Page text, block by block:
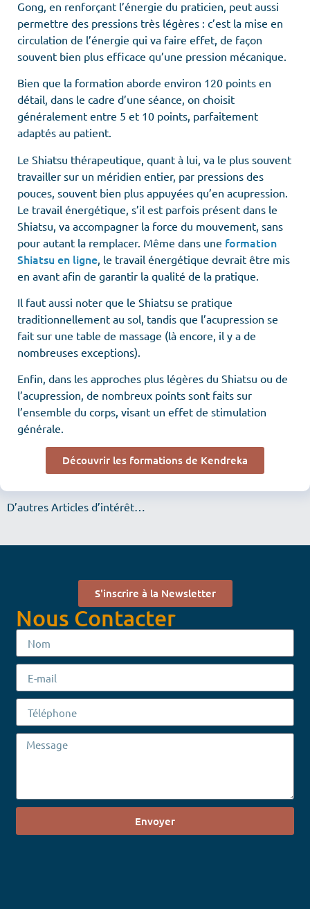
Gong, en renforçant l’énergie du praticien, peut aussi
permettre des pressions très légères : c’est la mise en
circulation de l’énergie qui va faire effet, de façon
souvent bien plus efficace qu’une pression mécanique.
Bien que la formation aborde environ 120 points en
détail, dans le cadre d’une séance, on choisit
généralement entre 5 et 10 points, parfaitement
adaptés au patient.
Le Shiatsu thérapeutique, quant à lui, va le plus souvent
travailler sur un méridien entier, par pressions des
pouces, souvent bien plus appuyées qu’en acupression.
Le travail énergétique, s’il est parfois présent dans le
Shiatsu, va accompagner la force du mouvement, sans
pour autant la remplacer. Même dans une formation
Shiatsu en ligne , le travail énergétique devrait être mis
en avant afin de garantir la qualité de la pratique.
Il faut aussi noter que le Shiatsu se pratique
traditionnellement au sol, tandis que l’acupression se
fait sur une table de massage (là encore, il y a de
nombreuses exceptions).
Enfin, dans les approches plus légères du Shiatsu ou de
l’acupression, de nombreux points sont faits sur
l’ensemble du corps, visant un effet de stimulation
générale.
Découvrir les formations de Kendreka
D’autres Articles d’intérêt…
S'inscrire à la Newsletter
Nous Contacter
Envoyer